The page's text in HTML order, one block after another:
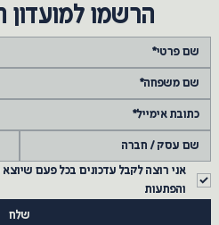
הרשמו למועדון
והפתעות
שלח